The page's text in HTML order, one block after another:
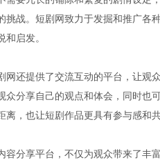
挑战。短剧网致力于发掘和推广各
启发。
网还提供了交流互动的平台，让
众分享自己的观点和体会，同时
离，也让短剧作品更具有参与感和
容分享平台，不仅为观众带来了